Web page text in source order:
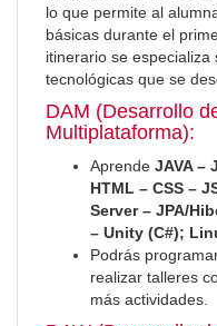
lo que permite al
básicas durante el
itinerario se
tecnológicas que se
DAM (Desarrollo
Multiplataforma):
Aprende JAVA –
HTML – CSS –
Server – JPA/
– Unity (C#);
Podrás
realizar talleres
más actividades.